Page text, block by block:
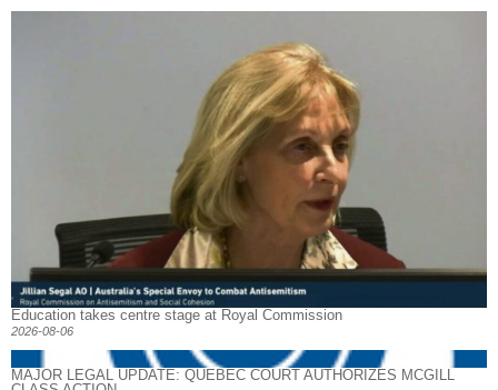
Education takes centre stage at Royal Commission
2026-08-06
MAJOR LEGAL UPDATE: QUEBEC COURT AUTHORIZES MCGILL